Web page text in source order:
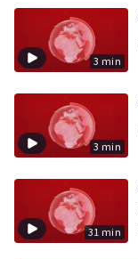
3 min
3 min
31 min